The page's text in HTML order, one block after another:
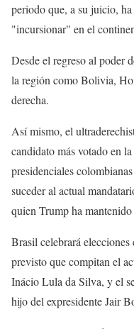
periodo que, a su juicio,
"incursionar" en el
Desde el regreso al poder
la región como Bolivia,
derecha.
Así mismo, el
candidato más votado en
presidenciales
suceder al actual
quien Trump ha
Brasil celebrará
previsto que compitan el
Inácio Lula da Silva, y el
hijo del expresidente Jair